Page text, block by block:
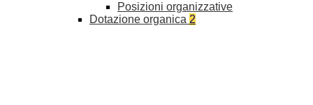
Posizioni organizzative
Dotazione organica 2